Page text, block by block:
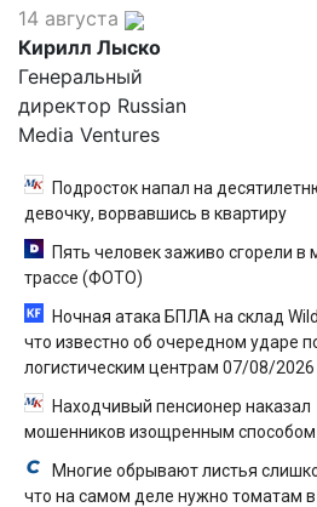
14 августа
Кирилл Лыско
Генеральный
директор Russian
Media Ventures
Подросток напал на
девочку, ворвавшись в квартиру
Пять человек заживо сгорели в
трассе (ФОТО)
Ночная атака БПЛА на склад
что известно об очередном ударе
логистическим центрам 07/08/2026
Находчивый пенсионер наказал
мошенников изощренным способом
Многие обрывают листья
что на самом деле нужно томатам в